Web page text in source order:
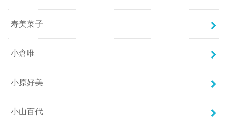
寿美菜子
小倉唯
小原好美
小山百代